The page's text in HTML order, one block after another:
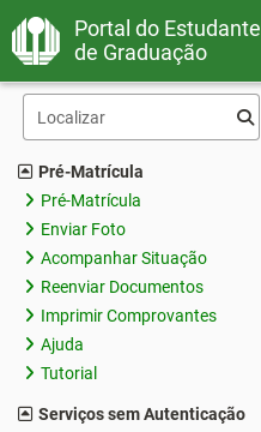
Portal do Estudante
de Graduação
Pré-Matrícula
Pré-Matrícula
Enviar Foto
Acompanhar Situação
Reenviar Documentos
Imprimir Comprovantes
Ajuda
Tutorial
Serviços sem Autenticação